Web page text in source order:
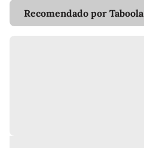
Recomendado por Taboola